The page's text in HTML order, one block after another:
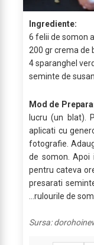
Ingrediente:
6 felii de somon
200 gr crema de
4 sparanghel
seminte de susan
Mod de
lucru (un blat).
aplicati cu
fotografie.
de somon.
pentru cateva
presarati
...rulourile de
Sursa: